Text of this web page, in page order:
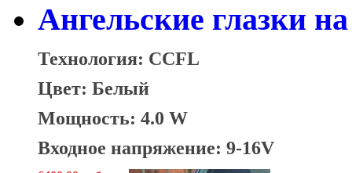
Ангельские глазки
Технология: CCFL
Цвет: Белый
Мощность: 4.0 W
Входное напряжение: 9-16V